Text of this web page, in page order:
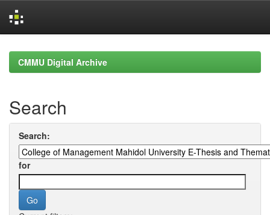
navigationCMMU Digital Archive
Search
Search:
for